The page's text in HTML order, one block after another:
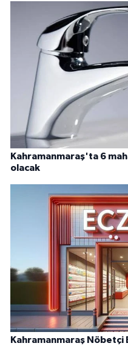
Kahramanmaraş'ta 6
olacak
Kahramanmaraş Nöbetçi